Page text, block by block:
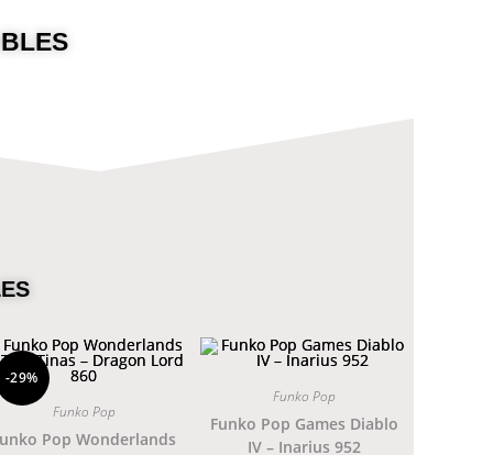
-29%
Funko Pop
Pop Wonderlands
Funko Pop
Funko Pop Games Diablo
IV – Inarius 952